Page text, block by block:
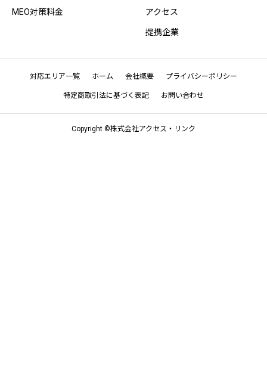
MEO対策料金 アクセス
提携企業
対応エリア一覧 ホーム 会社概要 プライバシーポリシー
特定商取引法に基づく表記 お問い合わせ
Copyright ©株式会社アクセス・リンク